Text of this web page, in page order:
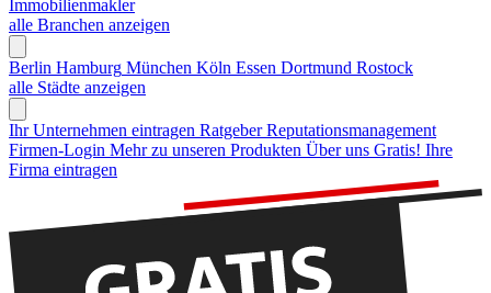
Immobilienmakler
alle Branchen anzeigen
Berlin Hamburg München Köln Essen Dortmund Rostock
alle Städte anzeigen
Ihr Unternehmen eintragen Ratgeber Reputationsmanagement
Firmen-Login Mehr zu unseren Produkten Über uns Gratis! Ihre
Firma eintragen